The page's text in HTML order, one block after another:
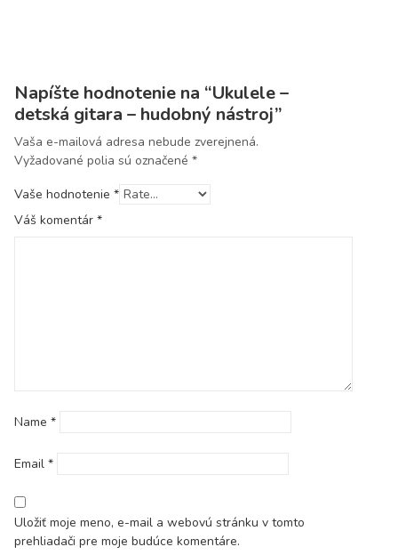
Napíšte hodnotenie na “Ukulele –
detská gitara – hudobný nástroj”
Vaša e-mailová adresa nebude zverejnená.
Vyžadované polia sú označené *
Vaše hodnotenie *
Váš komentár *
Name *
Email *
Uložiť moje meno, e-mail a webovú stránku v tomto
prehliadači pre moje budúce komentáre.